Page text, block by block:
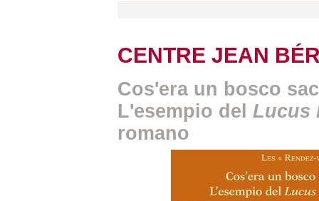
CENTRE JEAN
Cos'era un bosco
L'esempio del Lucus
romano